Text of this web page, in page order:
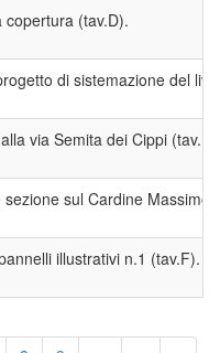
copertura (tav.D).
di sistemazione del
via Semita dei Cippi (tav.E).
sul Cardine Massimo
illustrativi n.1 (tav.F).